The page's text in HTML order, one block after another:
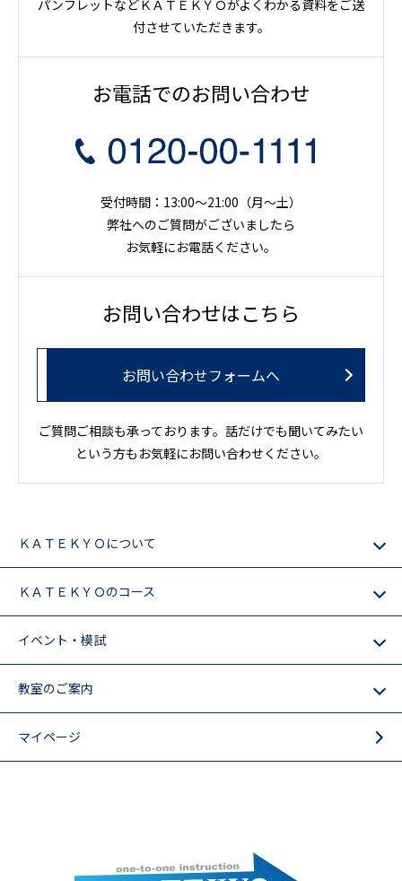
パンフレットなどＫＡＴＥＫＹＯがよくわかる資料をご送
付させていただきます。
お電話でのお問い合わせ
受付時間：13:00～21:00（月〜土）
弊社へのご質問がございましたら
お気軽にお電話ください。
お問い合わせはこちら
お問い合わせフォームへ
ご質問ご相談も承っております。話だけでも聞いてみたい
という方もお気軽にお問い合わせください。
ＫＡＴＥＫＹＯについて
ＫＡＴＥＫＹＯのコース
イベント・模試
教室のご案内
マイページ